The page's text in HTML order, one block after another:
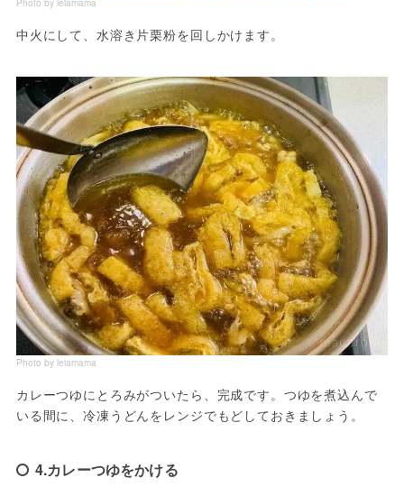
Photo by leiamama
中火にして、水溶き片栗粉を回しかけます。
Photo by leiamama
カレーつゆにとろみがついたら、完成です。つゆを煮込んで
いる間に、冷凍うどんをレンジでもどしておきましょう。
4.カレーつゆをかける